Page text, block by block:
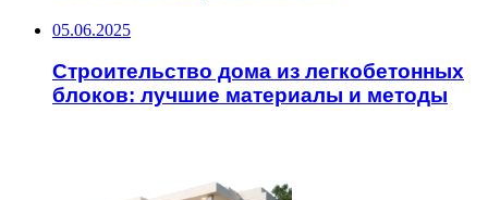
05.06.2025
Строительство дома из легкобетонных
блоков: лучшие материалы и методы